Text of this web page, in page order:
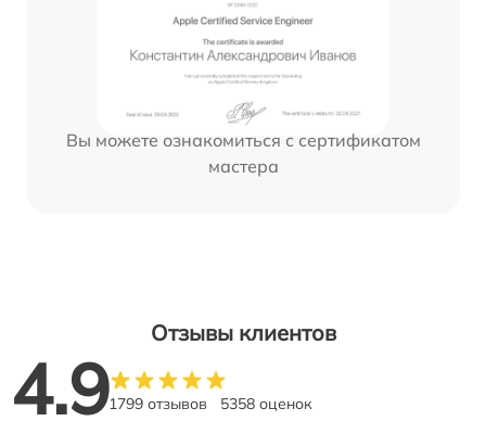
Вы можете ознакомиться с сертификатом
мастера
Отзывы клиентов
4.91799 отзывов 5358 оценок